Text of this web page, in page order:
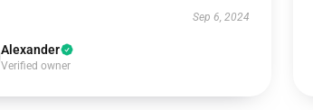
Sep 6, 2024
Alexander
Verified owner